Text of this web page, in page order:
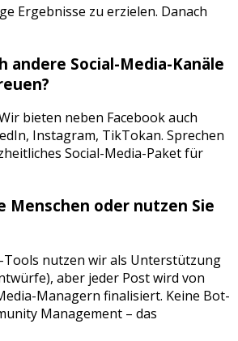
Ergebnisse zu erzielen. Danach
andere Social-Media-Kanäle
bieten neben Facebookauch
Instagram, TikTokan. Sprechen
Social-Media-Paket für
Menschen oder nutzen Sie
Tools nutzen wir als Unterstützung
aber jeder Post wird von
Managern finalisiert. Keine Bot-
Management – das